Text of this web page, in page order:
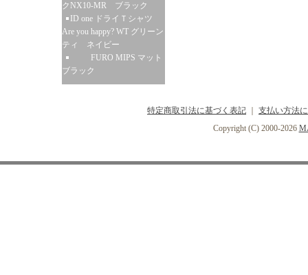
クNX10-MR ブラック
ID one ドライＴシャツ
Are you happy? WT グリーン
ティ ネイビー
FURO MIPS マット
ブラック
特定商取引法に基づく表記
支払い方法
Copyright (C) 2000-2026